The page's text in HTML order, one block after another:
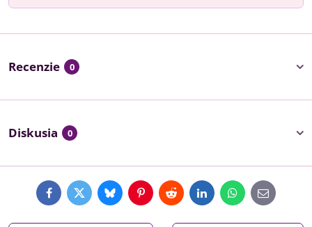
Recenzie 0
Diskusia 0
FacebookTwitterBlueskyPinterestRedditLinkedInWhatsApp
E-
mail